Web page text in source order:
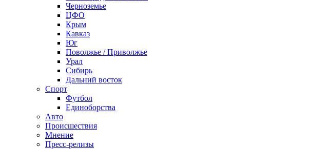
Черноземье
ЦФО
Крым
Кавказ
Юг
Поволжье / Приволжье
Урал
Сибирь
Дальний восток
Спорт
Футбол
Единоборства
Авто
Происшествия
Мнение
Пресс-релизы